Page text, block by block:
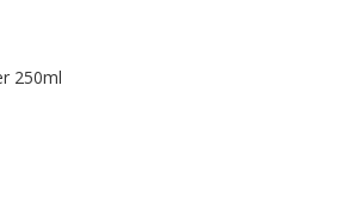
250ml